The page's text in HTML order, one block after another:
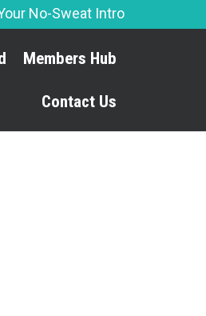
No-Sweat Intro
Members Hub
Contact Us